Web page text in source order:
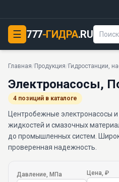
☰ 777-ГИДРА.RU
Главная/ Продукция/ Гидростанции,
Электронасосы,
4 позиций в каталоге
Центробежные электронасосы
жидкостей и смазочных
до промышленных систем.
проверенная надежность.
Давление, МПа Цена, ₽